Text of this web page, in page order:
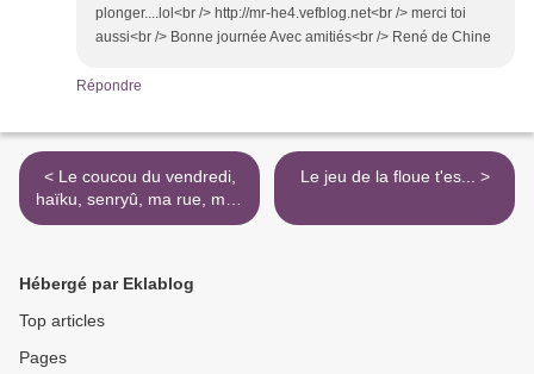
plonger....lol<br /> http://mr-he4.vefblog.net<br /> merci toi
aussi<br /> Bonne journée Avec amitiés<br /> René de Chine
Répondre
< Le coucou du vendredi,
haïku, senryû, ma rue, mon
quartier...
Le jeu de la floue t'es... >
Hébergé par Eklablog
Top articles
Pages